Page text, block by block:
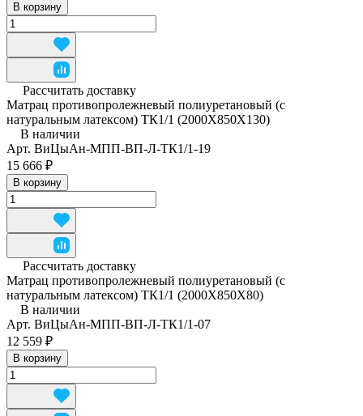
В корзину
Рассчитать доставку
Матрац противопролежневый полиуретановый (с
натуральным латексом) ТК1/1 (2000Х850Х130)
В наличии
Арт. ВиЦыАн-МПП-ВП-Л-ТК1/1-19
15 666 ₽
В корзину
Рассчитать доставку
Матрац противопролежневый полиуретановый (с
натуральным латексом) ТК1/1 (2000Х850Х80)
В наличии
Арт. ВиЦыАн-МПП-ВП-Л-ТК1/1-07
12 559 ₽
В корзину